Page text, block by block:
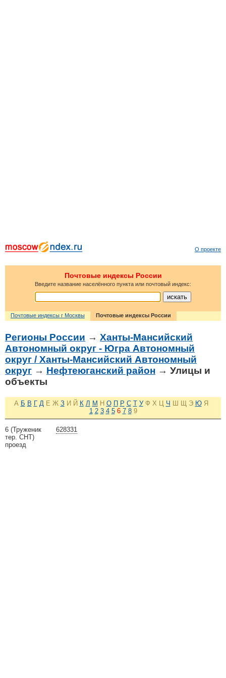
О проекте
Почтовые индексы России
Введите название населённого пункта или почтовый индекс:
Почтовые индексы г Москвы Почтовые индексы России
Регионы России → Ханты-Мансийский
Автономный округ - Югра Автономный
округ / Ханты-Мансийский Автономный
округ → Нефтеюганский район → Улицы и
объекты
А Б В Г Д Е Ж З И Й К Л М Н О П Р С Т У Ф Х Ц Ч Ш Щ Э Ю Я
1 2 3 4 5 6 7 8 9
628331
6 (Труженик
тер. СНТ)
проезд